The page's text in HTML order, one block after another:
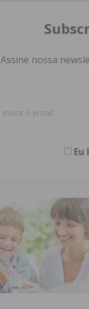
Assine nossa
Eu